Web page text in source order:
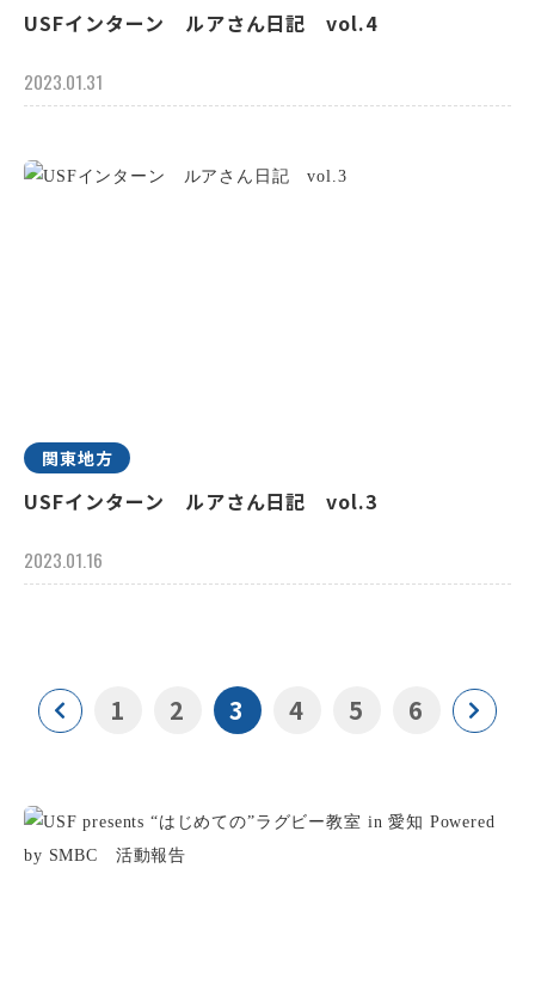
USFインターン ルアさん日記 vol.4
2023.01.31
関東地方
USFインターン ルアさん日記 vol.3
2023.01.16
1 2 3 4 5 6